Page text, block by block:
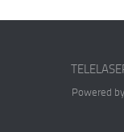
Powered by